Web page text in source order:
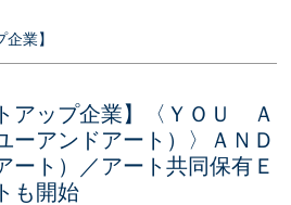
業】
アップ企業】〈ＹＯＵ Ａ
アンドアート）〉ＡＮＤ
ート）／アート共同保有Ｅ
も開始